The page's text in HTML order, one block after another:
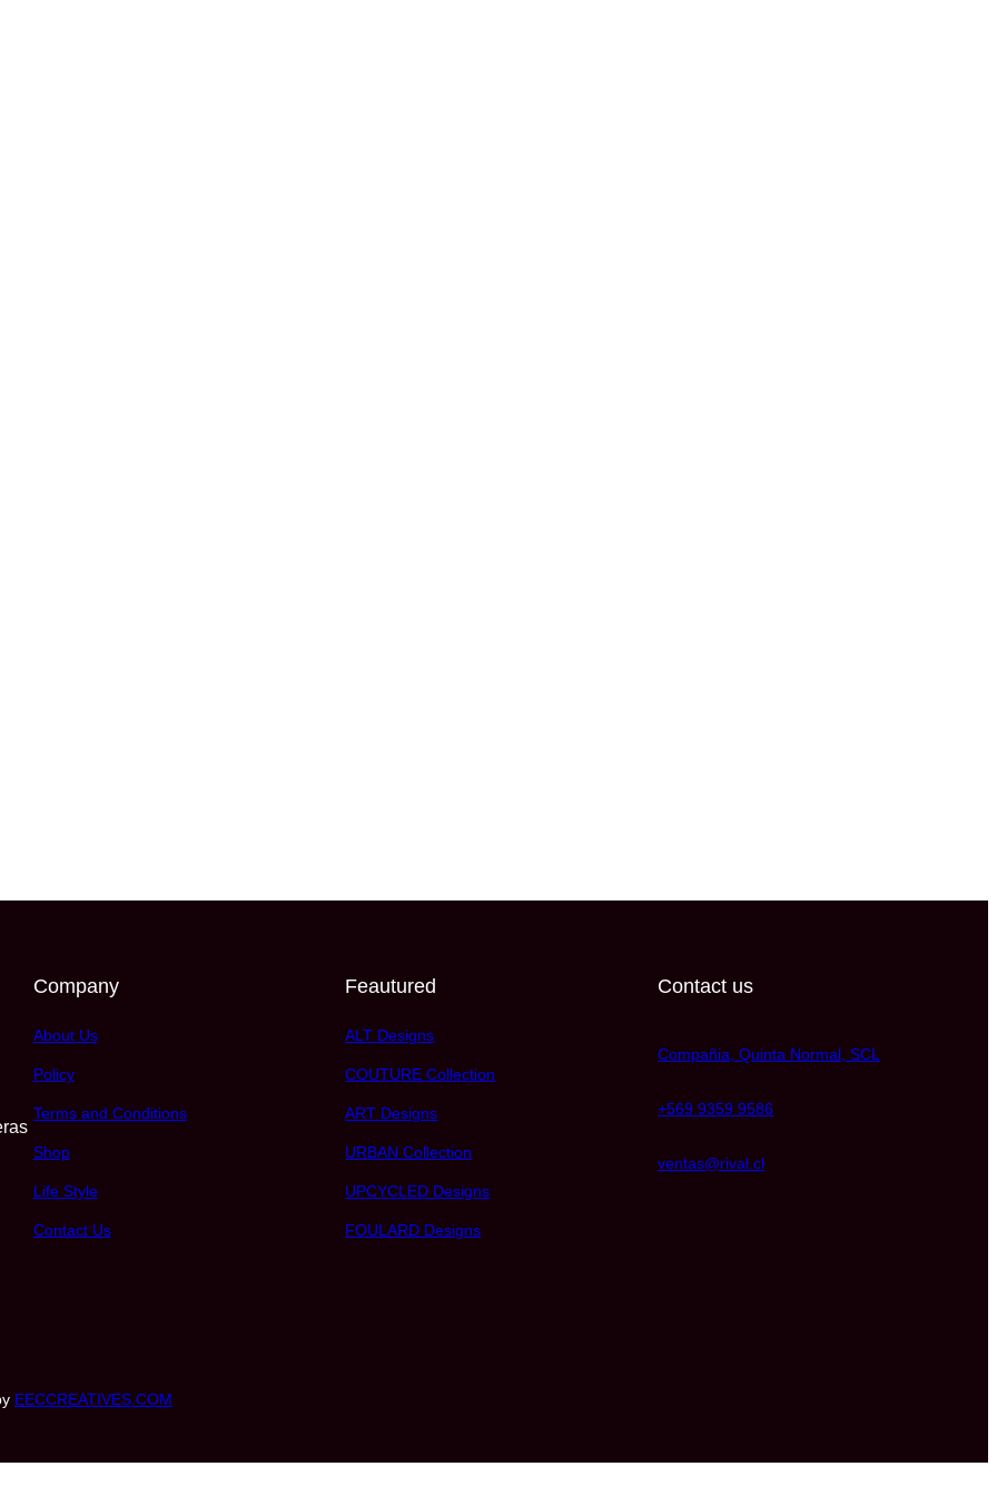
Company
About Us
Policy
Terms and Conditions
Shop
Life Style
Contact Us
Feautured
ALT Designs
COUTURE Collection
ART Designs
URBAN Collection
UPCYCLED Designs
FOULARD Designs
Contact us
Compañia, Quinta Normal, SCL
+569 9359 9586
ventas@rival.cl
EECCREATIVES.COM